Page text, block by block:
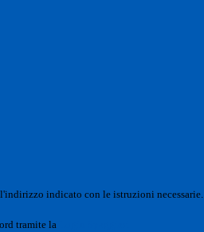
indicato con le istruzioni necessarie.
tramite la